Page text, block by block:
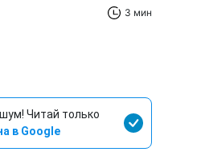
3 мин
Читай только
в Google